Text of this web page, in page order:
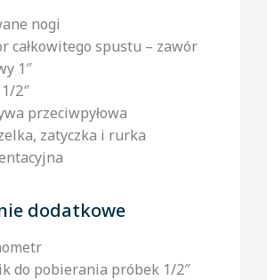
nogi
całkowitego spustu – zawór
1″
2″
przeciwpyłowa
zatyczka i rurka
dodatkowe
do pobierania próbek 1/2″